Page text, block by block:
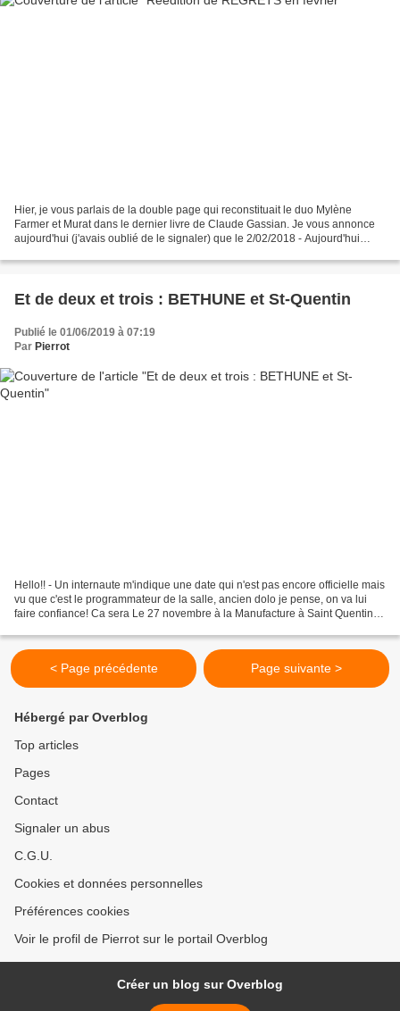
Hier, je vous parlais de la double page qui reconstituait le duo Mylène
Farmer et Murat dans le dernier livre de Claude Gassian. Je vous annonce
aujourd'hui (j'avais oublié de le signaler) que le 2/02/2018 - Aujourd'hui
Et de deux et trois : BETHUNE et St-Quentin
Publié le 01/06/2019 à 07:19
Par Pierrot
Hello!! - Un internaute m'indique une date qui n'est pas encore officielle mais
vu que c'est le programmateur de la salle, ancien dolo je pense, on va lui
faire confiance! Ca sera Le 27 novembre à la Manufacture à Saint Quentin
< Page précédente Page suivante >
Hébergé par Overblog
Top articles
Pages
Contact
Signaler un abus
C.G.U.
Cookies et données personnelles
Préférences cookies
Voir le profil de Pierrot sur le portail Overblog
Créer un blog sur Overblog